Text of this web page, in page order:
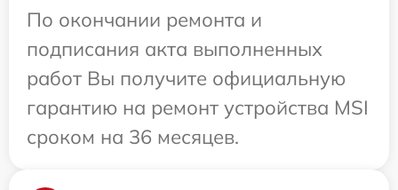
По окончании ремонта и
подписания акта выполненных
работ Вы получите официальную
гарантию на ремонт устройства MSI
сроком на 36 месяцев.